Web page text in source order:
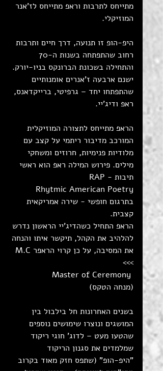
מתייחס לתרבות וראפ מתייחס לז'אנר
המוזיקלי.
היפ-הופ זו תנועה, דרך חיים ותרבות
והתחילה בשכונת הברונקס בניו-יורק.
ישנם ארבעה ז'אנרים אומנותיים
שהתפתחו יחד – גרפיטי, ברייקדאנס,
ראפ ודיג'יי.
הראפ מתייחס לתצורה המוזיקלית
המורכב מדיבור ריתמי על קצב עם
מלודיות פנימיות, חרוזים ומשחקי
מילים. פירוש המילה ראפ הוא ראשי
תיבות - RAP
Rhytmic American Poetry
בתרגום חופשי - שירה אמריקאית
קצבית.
הראפ התחיל כשהדיג'יי הראשון נדרש
להלהיב את הקהל, תיקשר איתו והנחה
>>>
Master of Ceremony
(מנחה הטקס)
בשנים האחרונות חל בילבול בין
המושגים ונוצרו שימושים נוספים
שהטעו מעט – לדוג' חוגי ריקוד
שמלמדים את סגנון הריקוד
"היפ-הופ" (שתפס חזק מאוד בקרוב